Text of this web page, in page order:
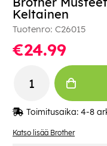
Katso lisää Brother
Keltainen
Tuotenro: C26015
€24.99
Toimitusaika: 4-8